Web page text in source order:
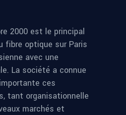
2000 est le principal
fibre optique sur Paris
avec une
La société a connue
ces
tant organisationnelle
marchés et